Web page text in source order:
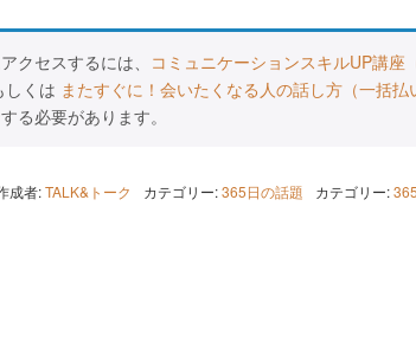
クセスするには、 コミュニケーションスキルUP講座
しくは またすぐに！会いたくなる人の話し方（一括払
する必要があります。
成者:TALK&トーク カテゴリー:365日の話題 カテゴリー: